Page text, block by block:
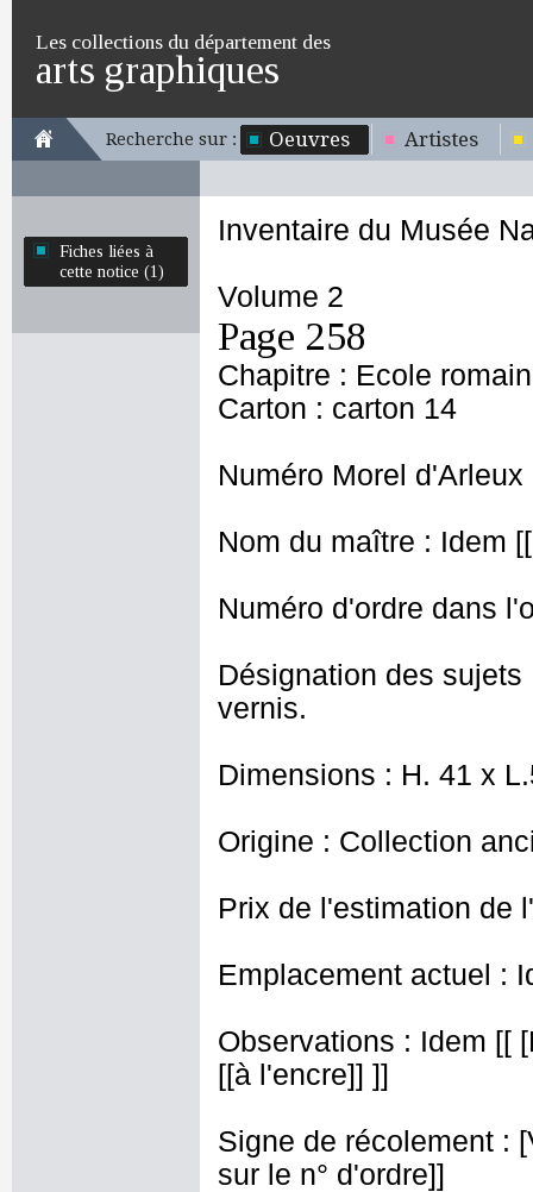
Les collections du département des
arts graphiques
Recherche sur : Oeuvres Artistes
Fiches liées à
cette notice (1)
Inventaire du Musée
Volume 2
Page 258
Chapitre : Ecole
Carton : carton 14
Numéro Morel d'Arleux
Nom du maître : Idem
Numéro d'ordre dans
Désignation des
vernis.
Dimensions : H. 41 x
Origine : Collection
Prix de l'estimation de
Emplacement actuel :
Observations : Idem [[
[[à l'encre]] ]]
Signe de récolement :
sur le n° d'ordre]]